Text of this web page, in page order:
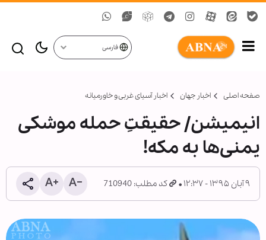
فارسی
صفحه اصلی اخبار جهان اخبار آسیای غربی و خاورمیانه
انیمیشن/ حقیقتِ حمله موشکی
یمنی‌ها به مکه!
۹ آبان ۱۳۹۵ - ۱۲:۳۷ کد مطلب: 710940